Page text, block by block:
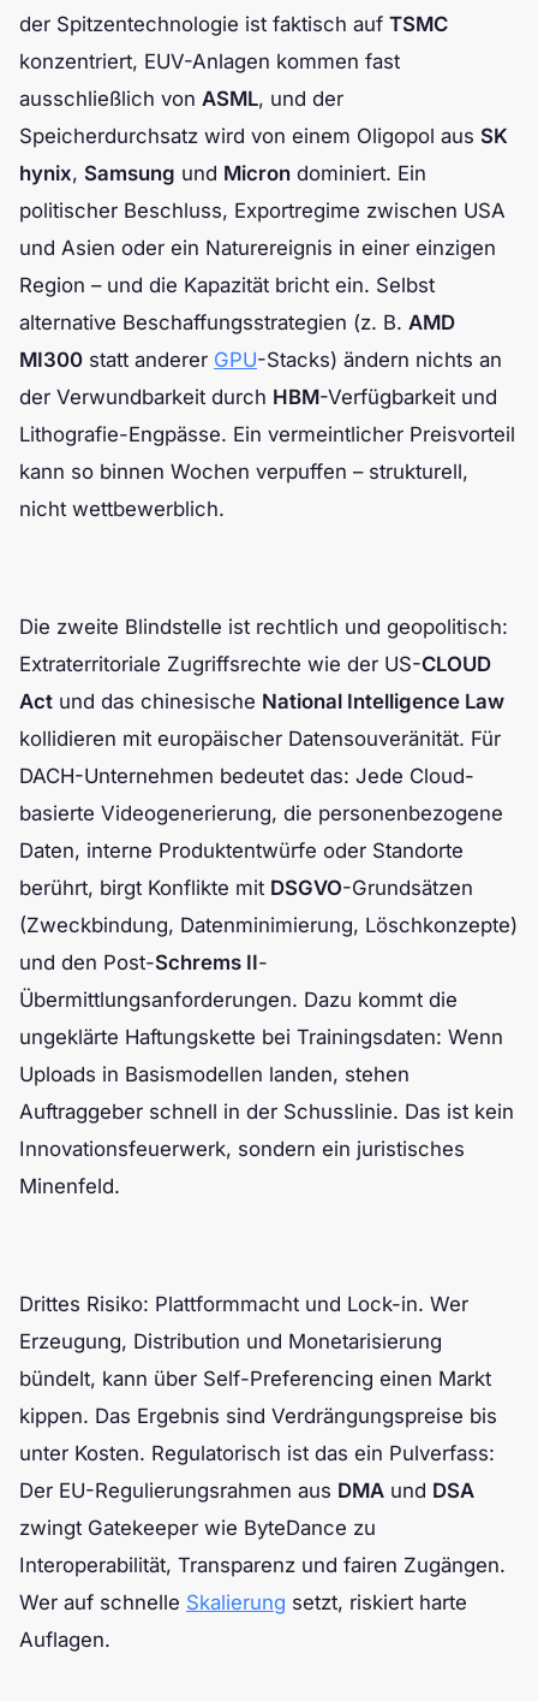
der Spitzentechnologie ist faktisch auf TSMC
konzentriert, EUV-Anlagen kommen fast
ausschließlich von ASML, und der
Speicherdurchsatz wird von einem Oligopol aus SK
hynix, Samsung und Micron dominiert. Ein
politischer Beschluss, Exportregime zwischen USA
und Asien oder ein Naturereignis in einer einzigen
Region – und die Kapazität bricht ein. Selbst
alternative Beschaffungsstrategien (z. B. AMD
MI300 statt anderer GPU-Stacks) ändern nichts an
der Verwundbarkeit durch HBM-Verfügbarkeit und
Lithografie-Engpässe. Ein vermeintlicher Preisvorteil
kann so binnen Wochen verpuffen – strukturell,
nicht wettbewerblich.
Die zweite Blindstelle ist rechtlich und geopolitisch:
Extraterritoriale Zugriffsrechte wie der US-CLOUD
Act und das chinesische National Intelligence Law
kollidieren mit europäischer Datensouveränität. Für
DACH-Unternehmen bedeutet das: Jede Cloud-
basierte Videogenerierung, die personenbezogene
Daten, interne Produktentwürfe oder Standorte
berührt, birgt Konflikte mit DSGVO-Grundsätzen
(Zweckbindung, Datenminimierung, Löschkonzepte)
und den Post-Schrems II-
Übermittlungsanforderungen. Dazu kommt die
ungeklärte Haftungskette bei Trainingsdaten: Wenn
Uploads in Basismodellen landen, stehen
Auftraggeber schnell in der Schusslinie. Das ist kein
Innovationsfeuerwerk, sondern ein juristisches
Minenfeld.
Drittes Risiko: Plattformmacht und Lock-in. Wer
Erzeugung, Distribution und Monetarisierung
bündelt, kann über Self-Preferencing einen Markt
kippen. Das Ergebnis sind Verdrängungspreise bis
unter Kosten. Regulatorisch ist das ein Pulverfass:
Der EU-Regulierungsrahmen aus DMA und DSA
zwingt Gatekeeper wie ByteDance zu
Interoperabilität, Transparenz und fairen Zugängen.
Wer auf schnelle Skalierung setzt, riskiert harte
Auflagen.